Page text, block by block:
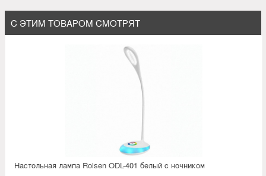
С ЭТИМ ТОВАРОМ СМОТРЯТ
Настольная лампа Rolsen ODL-401 белый с ночником